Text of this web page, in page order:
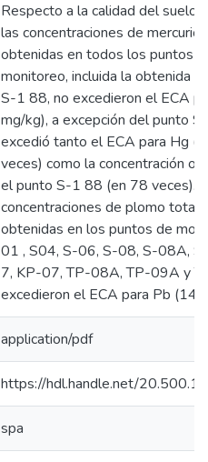
Respecto a la calidad del suelo,
las concentraciones de
obtenidas en todos los puntos
monitoreo, incluida la obtenida
S-1 88, no excedieron el ECA
mg/kg), a excepción del punto
excedió tanto el ECA para Hg
veces) como la concentración
el punto S-1 88 (en 78 veces).
concentraciones de plomo total
obtenidas en los puntos de
01 , S04, S-06, S-08, S-08A,
7, KP-07, TP-08A, TP-09A y
excedieron el ECA para Pb
application/pdf
https://hdl.handle.net/
spa